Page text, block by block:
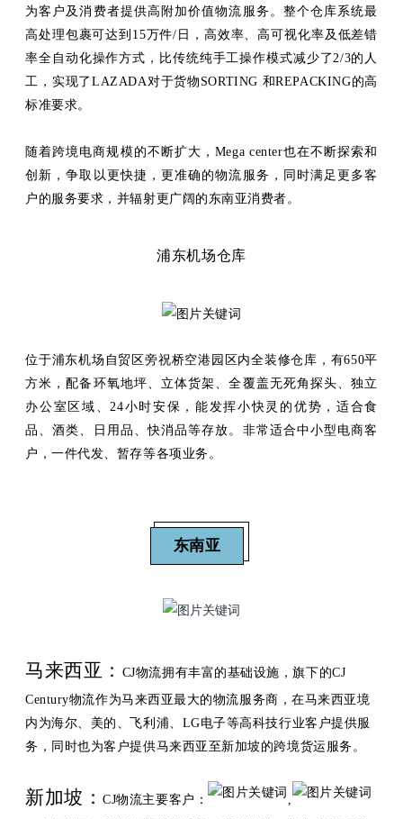
为客户及消费者提供高附加价值物流服务。整个仓库系统最
高处理包裹可达到15万件/日，高效率、高可视化率及低差错
率全自动化操作方式，比传统纯手工操作模式减少了2/3的人
工，实现了LAZADA对于货物SORTING 和REPACKING的高
标准要求。
随着跨境电商规模的不断扩大， Mega center也在不断探索和
创新，争取以更快捷，更准确的物流服务，同时满足更多客
户的服务要求，并辐射更广阔的东南亚消费者。
浦东机场仓库
位于浦东机场自贸区旁祝桥空港园区内全装修仓库，有650平
方米，配备环氧地坪、立体货架、全覆盖无死角探头、独立
办公室区域、24小时安保，能发挥小快灵的优势，适合食
品、酒类、日用品、快消品等存放。非常适合中小型电商客
户，一件代发、暂存等各项业务。
东南亚
马来西亚：
CJ物流拥有丰富的基础设施，旗下的CJ
Century物流作为马来西亚最大的物流服务商，在马来西亚境
内为海尔、美的、飞利浦、LG电子等高科技行业客户提供服
务，同时也为客户提供马来西亚至新加坡的跨境货运服务。
新加坡：CJ物流主要客户：
,